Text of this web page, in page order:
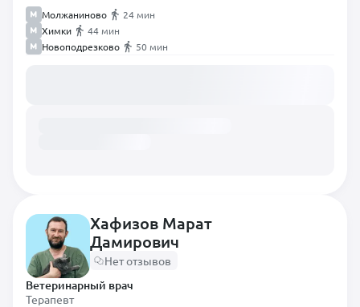
Хирург-эндоскопист
Экзотолог
Молжаниново
24 мин
Химки
44 мин
Новоподрезково
50 мин
Хафизов Марат
Дамирович
Нет отзывов
Ветеринарный врач
Терапевт